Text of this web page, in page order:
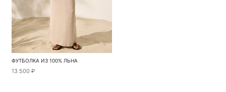
ФУТБОЛКА ИЗ 100% ЛЬНА
13 500 ₽